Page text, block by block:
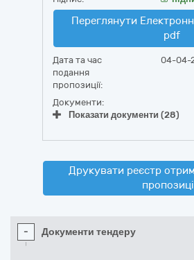
Переглянути
pdf
Дата та час
подання
пропозиції:
04-04-
Документи:
Показати документи (28)
Друкувати реєстр
- Документи тендеру